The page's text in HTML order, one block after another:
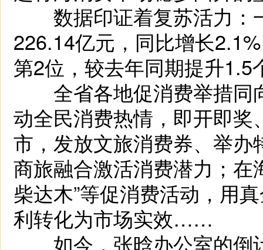
数据印证着复苏活力：
226.14亿元，同比增长
第2位，较去年同期提升1.5
全省各地促消费举措同
动全民消费热情，即开即
市，发放文旅消费券、举
商旅融合激活消费潜力；在
柴达木”等促消费活动，用
利转化为市场实效……
如今，张晗办公室的倒